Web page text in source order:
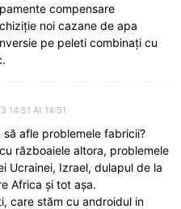
compensare
noi cazane de apa
pe peleti combinați cu
14:51 At 14:51
să afle problemele fabricii?
războaiele altora, problemele
Ucrainei, Izrael, dulapul de la
Africa și tot așa.
care stăm cu androidul in